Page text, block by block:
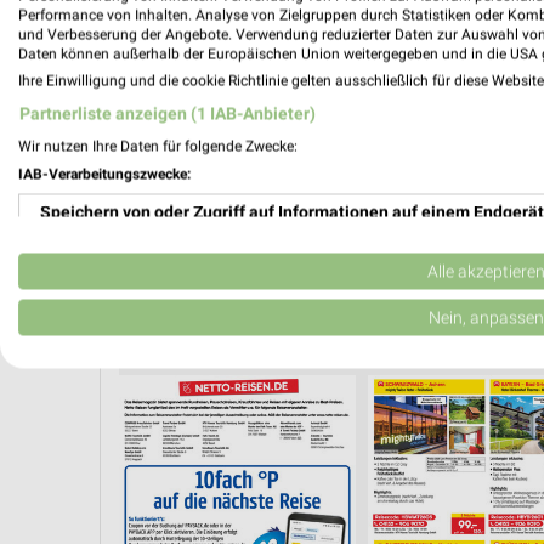
Performance von Inhalten. Analyse von Zielgruppen durch Statistiken oder
und Verbesserung der Angebote. Verwendung reduzierter Daten zur Auswahl
Daten können außerhalb der Europäischen Union weitergegeben und in die USA
Ihre Einwilligung und die cookie Richtlinie gelten ausschließlich für diese
Partnerliste anzeigen (1 IAB-Anbieter)
Wir nutzen Ihre Daten für folgende Zwecke:
IAB-Verarbeitungszwecke:
Speichern von oder Zugriff auf Informationen auf einem Endgerät
Verwendung reduzierter Daten zur Auswahl von Werbeanzeigen
Erstellung von Profilen für personalisierte Werbung
Erstellung von Profilen zur Personalisierung von Inhalten
Verwendung von Profilen zur Auswahl personalisierter Inhalte
Messung der Werbeleistung
Alle akzeptieren
Nein, anpassen